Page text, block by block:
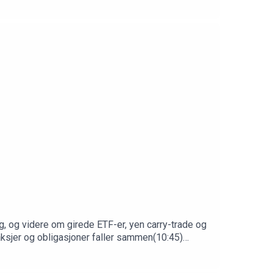
ledelse og dronekrig
videre om girede ETF-er, yen carry-trade og
og obligasjoner faller sammen(10:45)
rente(28:30) Tesla-IPO, Nvidia-multippel og
skal betale(46:12) Korreksjon fra sist: